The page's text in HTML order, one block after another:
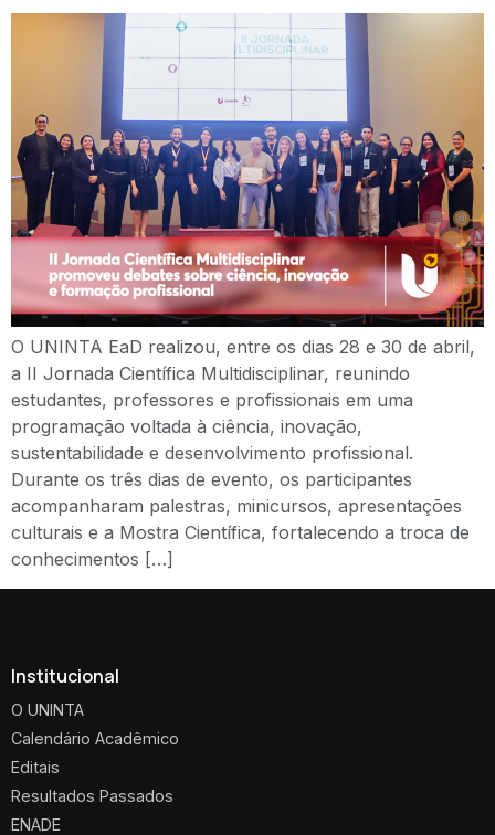
O UNINTA EaD realizou, entre os dias 28 e 30 de abril,
a II Jornada Científica Multidisciplinar, reunindo
estudantes, professores e profissionais em uma
programação voltada à ciência, inovação,
sustentabilidade e desenvolvimento profissional.
Durante os três dias de evento, os participantes
acompanharam palestras, minicursos, apresentações
culturais e a Mostra Científica, fortalecendo a troca de
conhecimentos […]
Institucional
O UNINTA
Calendário Acadêmico
Editais
Resultados Passados
ENADE